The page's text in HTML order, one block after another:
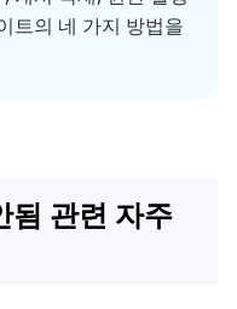
트의 네 가지 방법을
됨 관련 자주